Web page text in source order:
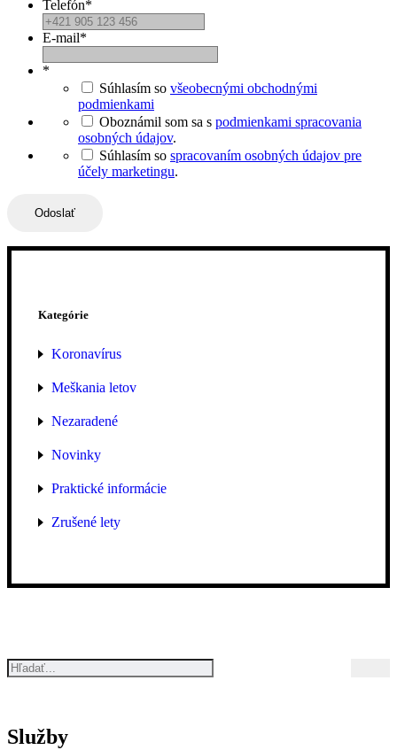
Telefón*
E-mail*
*
Súhlasím so všeobecnými obchodnými
podmienkami
Oboznámil som sa s podmienkami spracovania
osobných údajov.
Súhlasím so spracovaním osobných údajov pre
účely marketingu.
Kategórie
Koronavírus
Meškania letov
Nezaradené
Novinky
Praktické informácie
Zrušené lety
Služby